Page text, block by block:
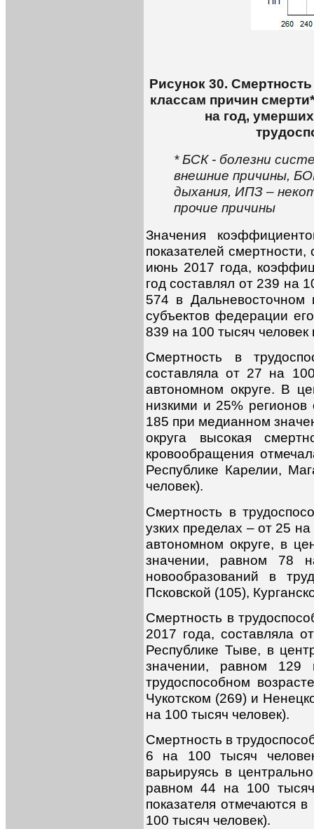
Рисунок 30.
классам причин
на год,
* БСК - болезни
внешние причины,
дыхания, ИПЗ –
прочие причины
Значения
показателей
июнь 2017 года,
год составлял от 239 на
574 в
субъектов федерации
839 на 100 тысяч человек
Смертность в
составляла от 27 на
автономном округе. В
низкими и 25%
185 при медианном
округа высокая
кровообращения
Республике Карелии,
человек).
Смертность в
узких пределах – от 25
автономном округе, в
значении, равном 78
новообразований в
Псковской (105),
Смертность в
2017 года, составляла
Республике Тыве, в
значении, равном 129
трудоспособном
Чукотском (269) и
на 100 тысяч человек).
Смертность в
6 на 100 тысяч
варьируясь в
равном 44 на 100
показателя отмечаются
100 тысяч человек).